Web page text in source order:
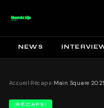
NEWS
Accueil›Récaps›
RÉCAPS